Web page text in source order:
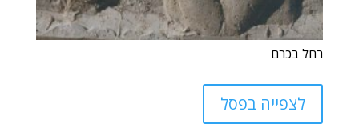
רחל בכרם
לצפייה בפסל